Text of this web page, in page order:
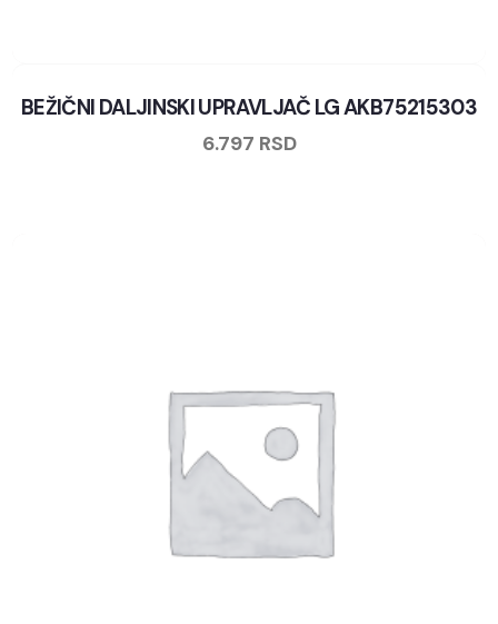
BEŽIČNI DALJINSKI UPRAVLJAČ LG AKB75215303
6.797 RSD